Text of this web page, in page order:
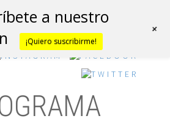
a nuestro
¡Quiero suscribirme!
+